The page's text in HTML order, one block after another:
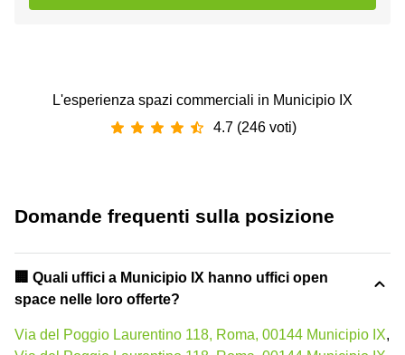
L'esperienza spazi commerciali in Municipio IX
4.7 (246 voti)
Domande frequenti sulla posizione
‍🏢 Quali uffici a Municipio IX hanno uffici open
space nelle loro offerte?
Via del Poggio Laurentino 118, Roma, 00144 Municipio IX,